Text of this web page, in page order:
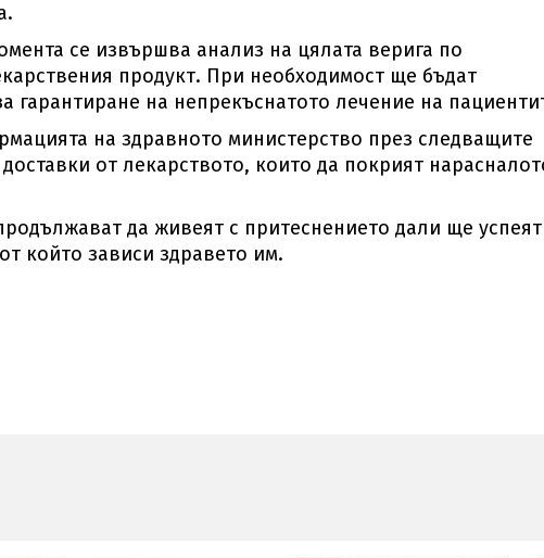
се извършва анализ на цялата верига по
продукт. При необходимост ще бъдат
гарантиране на непрекъснатото лечение на
на здравното министерство през следващите
от лекарството, които да покрият
да живеят с притеснението дали ще успеят
който зависи здравето им.